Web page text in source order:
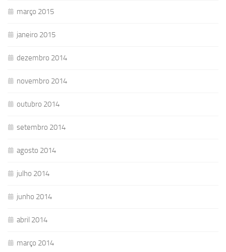
março 2015
janeiro 2015
dezembro 2014
novembro 2014
outubro 2014
setembro 2014
agosto 2014
julho 2014
junho 2014
abril 2014
março 2014